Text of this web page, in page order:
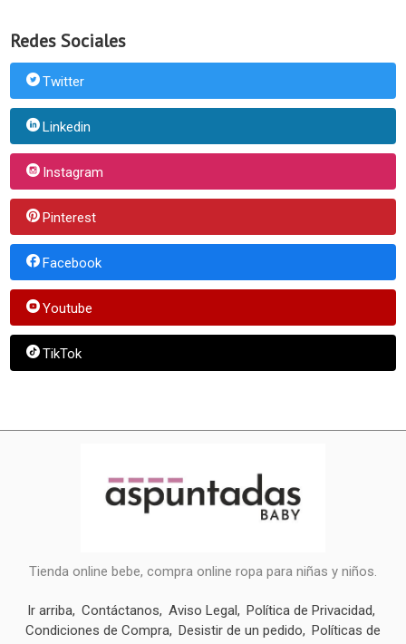
Redes Sociales
Twitter
Linkedin
Instagram
Pinterest
Facebook
Youtube
TikTok
Tienda online bebe, compra online ropa para niñas y niños.
Ir arriba Contáctanos Aviso Legal
Política de Privacidad
Condiciones de Compra Desistir de un pedido
Políticas de